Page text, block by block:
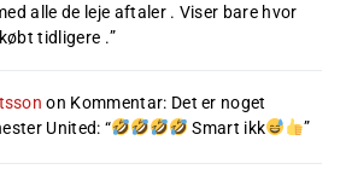
alle de leje aftaler . Viser bare hvor
tidligere .”
on Kommentar: Det er noget
United: “ Smart ikk ”